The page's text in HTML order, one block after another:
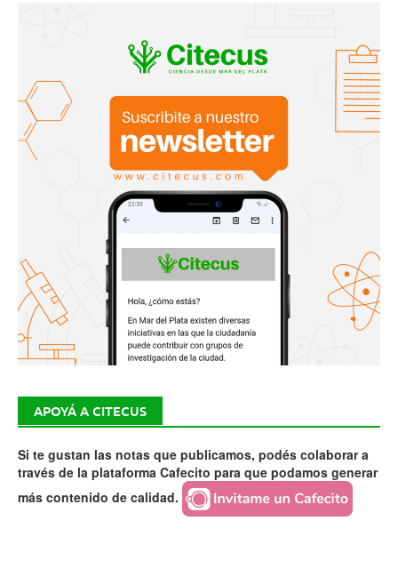
APOYÁ A CITECUS
Si te gustan las notas que publicamos, podés colaborar a
través de la plataforma Cafecito para que podamos generar
más contenido de calidad.